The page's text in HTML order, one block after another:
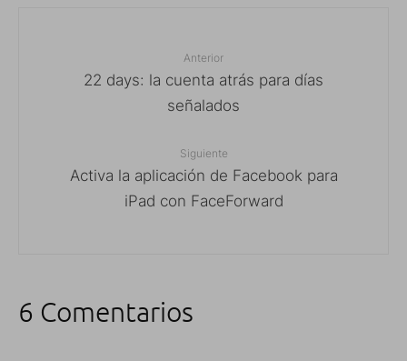
Anterior
22 days: la cuenta atrás para días
señalados
Siguiente
Activa la aplicación de Facebook para
iPad con FaceForward
6 Comentarios